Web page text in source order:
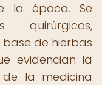
la época. Se
quirúrgicos,
de hierbas
evidencian la
la medicina